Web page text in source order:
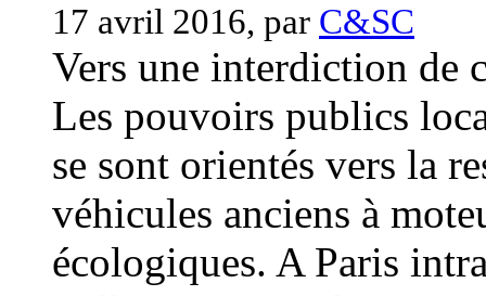
17 avril 2016, par C&SC
Vers une interdiction de
Les pouvoirs publics
se sont orientés vers la
véhicules anciens à
écologiques. A Paris